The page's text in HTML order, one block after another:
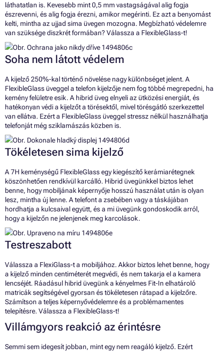
láthatatlan is. Kevesebb mint 0,5 mm vastagságával alig fogja
észrevenni, és alig fogja érezni, amikor megérinti. Ez azt a benyomást
kelti, mintha az ujjad sima üvegen mozogna. Megbízható védelemre
van szüksége diszkrét formában? Válassza a FlexibleGlass-t!
Soha nem látott védelem
A kijelző 250%-kal történő növelése nagy különbséget jelent. A
FlexibleGlass üveggel a telefon kijelzője nem fog többé megrepedni, ha
kemény felületre esik. A hibrid üveg elnyeli az ütközési energiát, és
hatékonyan védi a kijelzőt a törésektől, mivel törésgátló szerkezettel
van ellátva. Ezért a FlexibleGlass üveggel stressz nélkül használhatja
telefonját még sziklamászás közben is.
Tökéletesen sima kijelző
A 7H keménységű FlexibleGlass egy kiegészítő kerámiarétegnek
köszönhetően rendkívül karcálló. Hibrid üvegünkkel biztos lehet
benne, hogy mobiljának képernyője hosszú használat után is olyan
lesz, mintha új lenne. A telefont a zsebében vagy a táskájában
hordhatja a kulcsaival együtt, és a mi üvegünk gondoskodik arról,
hogy a kijelzőn ne jelenjenek meg karcolások.
Testreszabott
Válassza a FlexiGlass-t a mobiljához. Akkor biztos lehet benne, hogy
a kijelző minden centiméterét megvédi, és nem takarja el a kamera
lencséjét. Ráadásul hibrid üvegünk a kényelmes Fit-In elhatároló
matricák segítségével gyorsan és tökéletesen rátapad a kijelzőre.
Számítson a teljes képernyővédelemre és a problémamentes
telepítésre. Válassza a FlexibleGlass-t!
Villámgyors reakció az érintésre
Semmi sem idegesít jobban, mint egy nem reagáló kijelző. Ezért